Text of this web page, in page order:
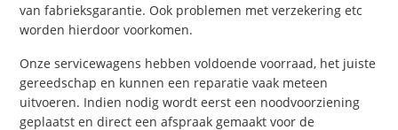
van fabrieksgarantie. Ook problemen met verzekering etc
worden hierdoor voorkomen.
Onze servicewagens hebben voldoende voorraad, het juiste
gereedschap en kunnen een reparatie vaak meteen
uitvoeren. Indien nodig wordt eerst een noodvoorziening
geplaatst en direct een afspraak gemaakt voor de